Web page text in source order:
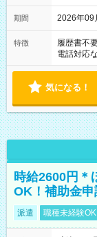
期間 2026年
特徴 履歴書不
電話対応
気になる！
時給2600円＊
OK！補助金
派遣 職種未経験OK